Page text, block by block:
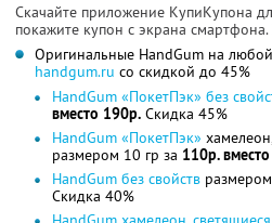
Скачайте приложение КупиКупона
покажите купон с экрана
Оригинальные HandGum на
handgum.ru со скидкой до 45%
HandGum «ПокетПэк» без
вместо 190р. Скидка 45%
HandGum «ПокетПэк»
размером 10 гр за 110р.
HandGum без свойств
Скидка 40%